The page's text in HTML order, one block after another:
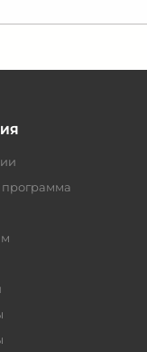
программа